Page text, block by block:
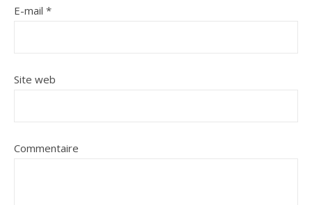
E-mail *
Site web
Commentaire